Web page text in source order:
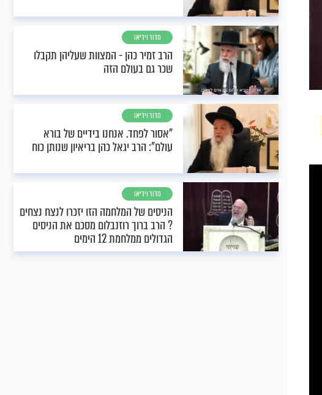
מדור וידיאו
הרב זמיר כהן - המצוות שעליהן תקבלו
שכר גם בעולם הזה
מדור וידיאו
"אסור לפחד. אנחנו בידיים של בורא
עולם": הרב יגאל כהן בריאיון שנותן כוח
מדור וידיאו
הניסים של המלחמה הזו יזכרו לנצח נצחים
? הרב ברוך רוזנבלום מסכם את הניסים
הגדולים ממלחמת 12 הימים